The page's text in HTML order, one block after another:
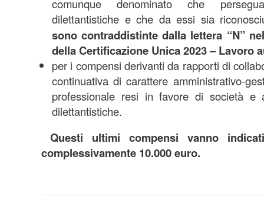
comunque denominato che
dilettantistiche e che da essi sia
sono contraddistinte dalla lettera “N”
della Certificazione Unica 2023 – Lavoro
per i compensi derivanti da rapporti di
continuativa di carattere amministrativo-
professionale resi in favore di società e
dilettantistiche.
Questi ultimi compensi vanno
complessivamente 10.000 euro.